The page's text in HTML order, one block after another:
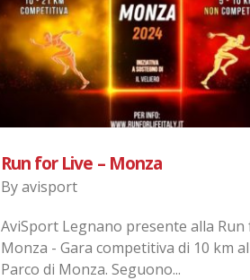
Corri per Sant’Anna 23/07/2021
Byavisport
Tra le vie del quartiere Sant'Anna di
i nostri ragazzi hanno preso parte
di "Corri...